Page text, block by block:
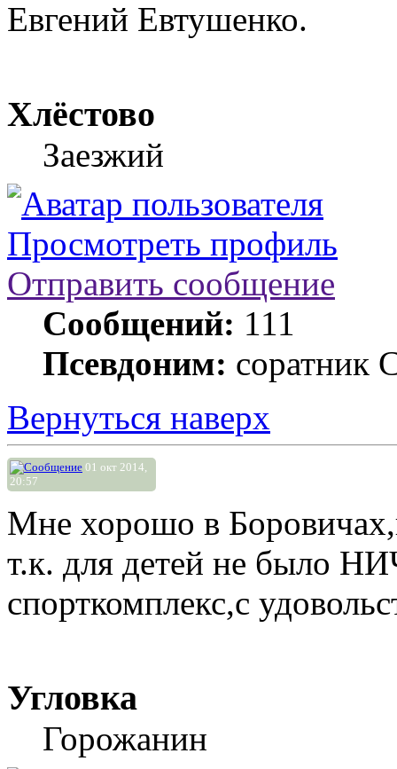
Евгений Евтушенко.
Хлёстово
Заезжий
Просмотреть профиль
Отправить сообщение
Сообщений: 111
Псевдоним: соратник
Вернуться наверх
01 окт 2014,
20:57
Мне хорошо в
т.к. для детей не было
спорткомплекс,с
Угловка
Горожанин